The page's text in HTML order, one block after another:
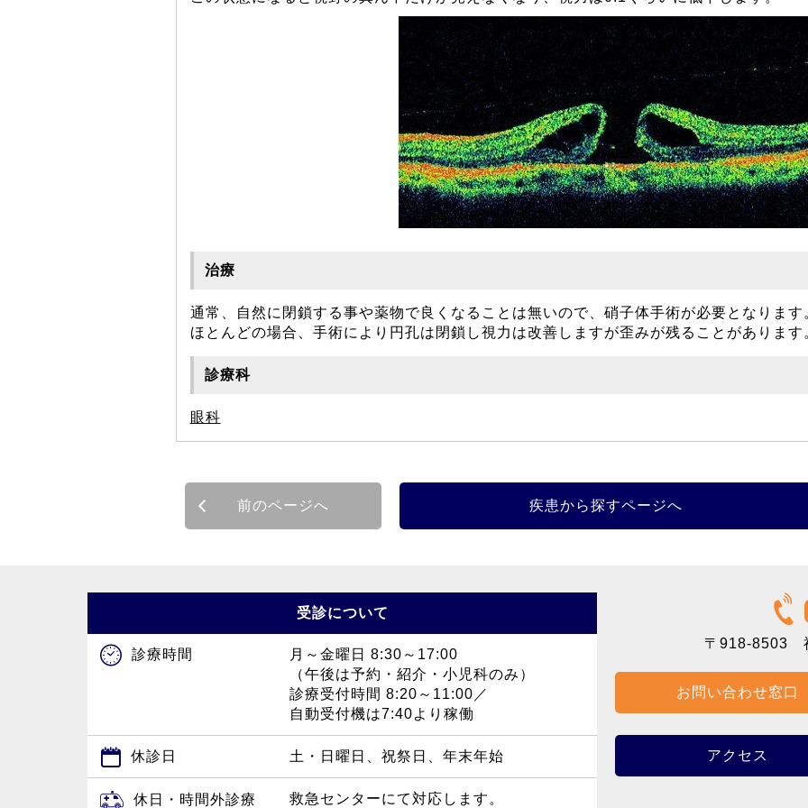
治療
通常、自然に閉鎖する事や薬物で良くなることは無いので、硝子体手術が必要となります
ほとんどの場合、手術により円孔は閉鎖し視力は改善しますが歪みが残ることがあります
診療科
眼科
前のページへ 疾患から探すページへ
受診について
診療時間
月～金曜日 8:30～17:00
（午後は予約・紹介・小児科のみ）
診療受付時間 8:20～11:00／
自動受付機は7:40より稼働
休診日 土・日曜日、祝祭日、年末年始
休日・時間外診療 救急センターにて対応します。
〒918-8503
お問い合わせ窓口
アクセス